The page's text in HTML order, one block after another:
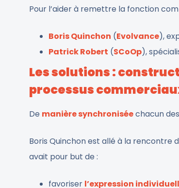
Pour l’aider à remettre la fonction
Boris Quinchon (Evolvance),
Patrick Robert (SCoOp),
Les solutions :
processus
De manière synchroniséechacun
Boris Quinchon est allé à la rencontre
avait pour but de :
favoriser l’expression